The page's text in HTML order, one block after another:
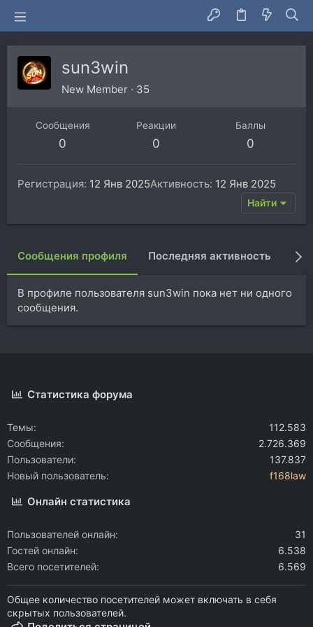
sun3win
New Member · 35
Сообщения
0
Реакции
0
Баллы
0
Регистрация 12 Янв 2025Активность 12 Янв 2025
Найти
Сообщения профиля Последняя активность
В профиле пользователя sun3win пока нет ни одного
сообщения.
Статистика форума
Темы
112.583
Сообщения
2.726.369
Пользователи
137.837
Новый пользователь
f168law
Онлайн статистика
Пользователей онлайн
31
Гостей онлайн
6.538
Всего посетителей
6.569
Общее количество посетителей может включать в себя
скрытых пользователей.